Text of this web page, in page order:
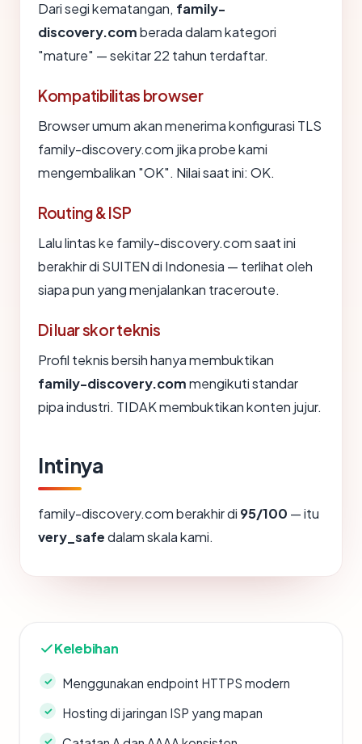
Dari segi kematangan, family-
discovery.comberada dalam kategori
"mature" — sekitar 22 tahun terdaftar.
Kompatibilitas browser
Browser umum akan menerima konfigurasi TLS
family-discovery.com jika probe kami
mengembalikan "OK". Nilai saat ini: OK.
Routing & ISP
Lalu lintas ke family-discovery.com saat ini
berakhir di SUITEN di Indonesia — terlihat oleh
siapa pun yang menjalankan traceroute.
Di luar skor teknis
Profil teknis bersih hanya membuktikan
family-discovery.commengikuti standar
pipa industri. TIDAK membuktikan konten jujur.
Intinya
family-discovery.com berakhir di 95/100 — itu
very_safedalam skala kami.
Kelebihan
Menggunakan endpoint HTTPS modern
Hosting di jaringan ISP yang mapan